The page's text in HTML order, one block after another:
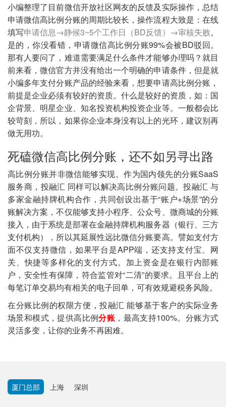
小编整理了目前微信开放社区网友的反馈及实际操作，总结
申请微信高比例分账的周期比较长，操作流程大致是：在线
填写申请信息→静候3~5个工作日（BD反馈）→审核失败。
是的，你没看错，申请微信高比例分账99%会被BD驳回。
那有人要问了，难道需要满足什么条件才能够办理吗？就目
前来看，微信官方并没有给出一个明确的申请条件，但是就
小编多年支付分账产品的经验来看，想要申请高比例分账，
前提是企业必须有较好的资质。什么是较好的资质，如：国
企背景、明星企业、知名投资机构投资企业等。一般都会比
较苛刻，所以，如果你企业本身没有以上的光环，建议别再
做无用功。
死磕微信高比例分账，还不如另寻出路
高比例分账并非微信能够实现。作为国内领先的分账SaaS
服务商，投融汇 同样可以解决高比例分账问题。投融汇 与
多家金融持牌机构合作，共同创设出基于“账户+场景”的分
账解决方案，不仅能够支持小程序、公众号、微商城的分账
接入，由于系统是部署在金融持牌机构服务器（银行、三方
支付机构），所以其延展性远比微信分账要高。譬如支付方
面不仅支持微信，如果平台是APP端，还支持支付宝、网
关、快捷等多样化的支付方式。加上资金是在银行内部账
户，安全性有保障，符合监管对“二清”的要求。且平台上的
每笔订单交易均有相关的电子回单，可有效规避税务风险。
在分账比例的权限方便，投融汇 能够基于客户的实际业务
场景和模式，提供高比例分账 ，最高支持100%。分账方式
灵活多变，让你的业务不再困难。
厦门总部 上海 深圳